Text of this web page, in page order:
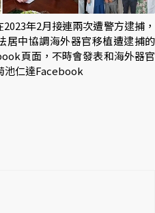
年2月接連兩次遭警方逮捕，
居中協調海外器官移植遭逮捕的
頁面，不時會發表和海外器官
池仁達Facebook